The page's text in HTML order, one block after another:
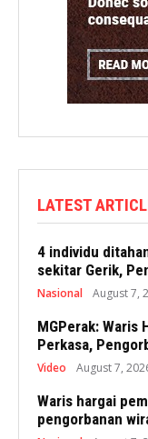
LATEST
4 individu
sekitar Gerik,
Nasional August 7,
MGPerak: Waris
Perkasa,
Video August 7,
Waris hargai
pengorbanan